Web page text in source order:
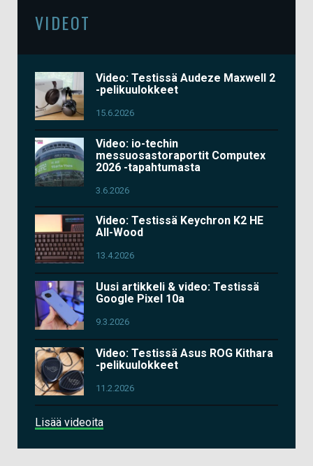
VIDEOT
Video: Testissä Audeze Maxwell 2
-pelikuulokkeet
15.6.2026
Video: io-techin
messuosastoraportit Computex
2026 -tapahtumasta
3.6.2026
Video: Testissä Keychron K2 HE
All-Wood
13.4.2026
Uusi artikkeli & video: Testissä
Google Pixel 10a
9.3.2026
Video: Testissä Asus ROG Kithara
-pelikuulokkeet
11.2.2026
Lisää videoita